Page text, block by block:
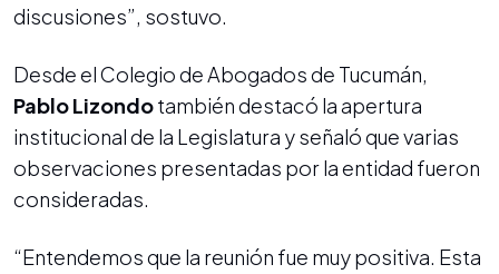
discusiones”, sostuvo.
Desde el Colegio de Abogados de Tucumán,
Pablo Lizondotambién destacó la apertura
institucional de la Legislatura y señaló que varias
observaciones presentadas por la entidad fueron
consideradas.
“Entendemos que la reunión fue muy positiva. Esta